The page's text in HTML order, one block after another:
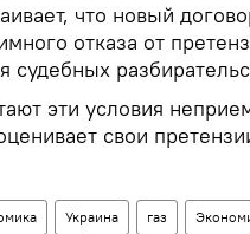
что новый
отказа от
судебных
эти условия
свои
Украина газ